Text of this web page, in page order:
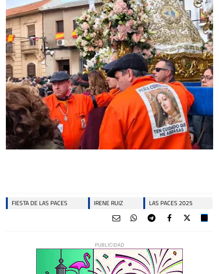
FIESTA DE LAS PACES IRENE RUIZ LAS PACES 2025